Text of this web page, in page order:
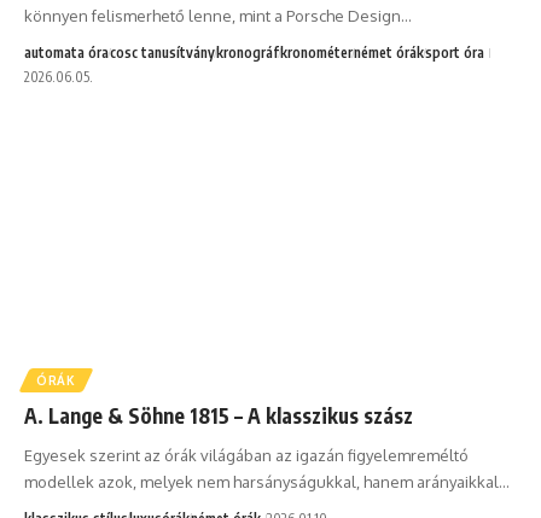
könnyen felismerhető lenne, mint a Porsche Design…
automata óracosc tanusítványkronográfkronométernémet óráksport óra
2026.06.05.
ÓRÁK
A. Lange & Söhne 1815 – A klasszikus szász
Egyesek szerint az órák világában az igazán figyelemreméltó
modellek azok, melyek nem harsányságukkal, hanem arányaikkal…